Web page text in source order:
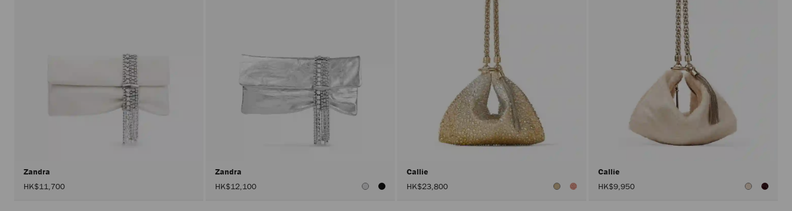
Zandra
HK$11,700
Zandra
HK$12,100
Callie
HK$23,800
Callie
HK$9,950